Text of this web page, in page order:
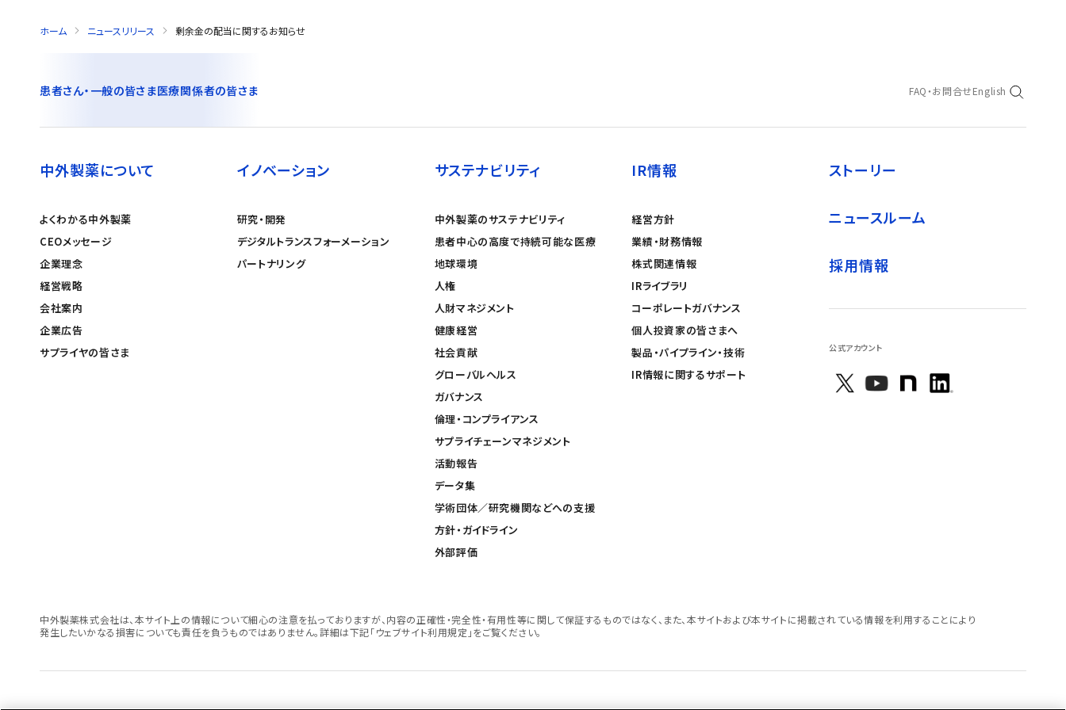
ホーム ニュースリリース 剰余金の配当に関するお知らせ
患者さん・一般の皆さま医療関係者の皆さま FAQ・お問合せEnglish
中外製薬について
よくわかる中外製薬
CEOメッセージ
企業理念
経営戦略
会社案内
企業広告
サプライヤの皆さま
イノベーション
研究・開発
デジタルトランスフォーメーション
パートナリング
サステナビリティ
中外製薬のサステナビリティ
患者中心の高度で持続可能な医療
地球環境
人権
人財マネジメント
健康経営
社会貢献
グローバルヘルス
ガバナンス
倫理・コンプライアンス
サプライチェーンマネジメント
活動報告
データ集
学術団体／研究機関などへの支援
方針・ガイドライン
外部評価
IR情報
経営方針
業績・財務情報
株式関連情報
IRライブラリ
コーポレートガバナンス
個人投資家の皆さまへ
製品・パイプライン・技術
IR情報に関するサポート
ストーリー
ニュースルーム
採用情報
公式アカウント
中外製薬株式会社は、本サイト上の情報について細心の注意を払っておりますが、内容の正確性・完全性・有用性等に関して保証するものではなく、また、本サイトおよび本サイトに掲載されている情報を利用することにより
発生したいかなる損害についても責任を負うものではありません。詳細は下記「ウェブサイト利用規定」をご覧ください。